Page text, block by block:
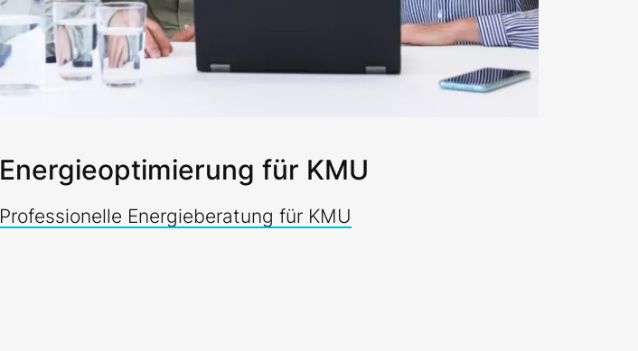
Energieoptimierung für KMU
Professionelle Energieberatung für KMU